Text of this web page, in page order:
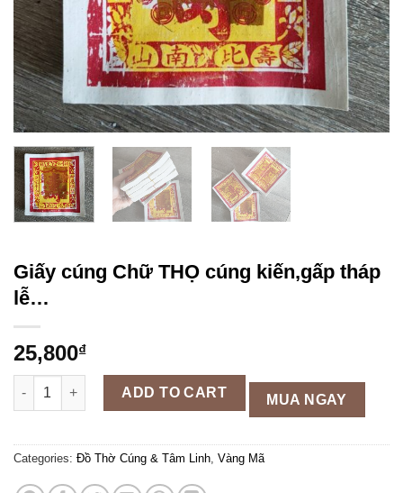
Giấy cúng Chữ THỌ cúng kiến,gấp tháp
lễ…
25,800₫
Giấy cúng Chữ THỌ cúng kiến,gấp tháp lễ... quantity
ADD TO CART MUA NGAY
Categories: Đồ Thờ Cúng & Tâm Linh Vàng Mã